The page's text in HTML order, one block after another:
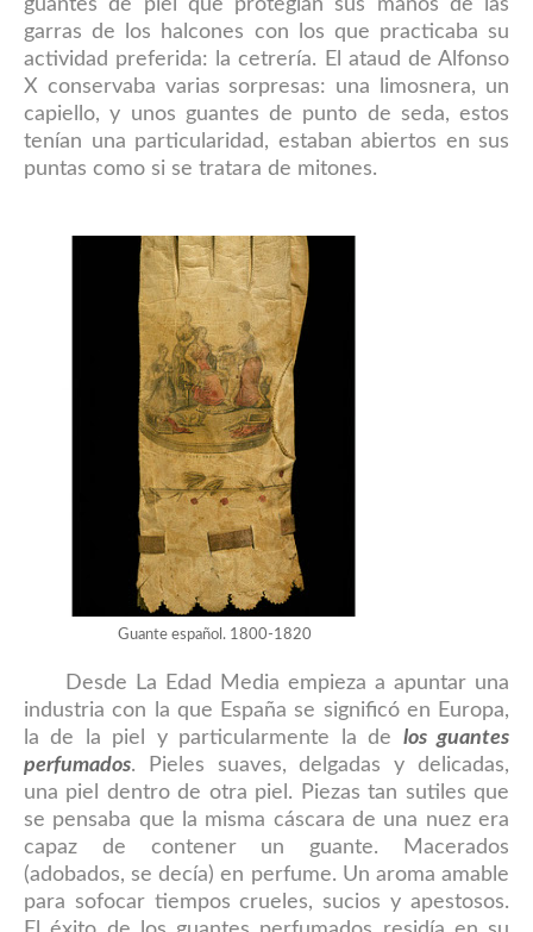
guantes de piel que protegían sus manos de las
garras de los halcones con los que practicaba su
actividad preferida: la cetrería. El ataud de Alfonso
X conservaba varias sorpresas: una limosnera, un
capiello, y unos guantes de punto de seda, estos
tenían una particularidad, estaban abiertos en sus
puntas como si se tratara de mitones.
Guante español. 1800-1820
Desde La Edad Media empieza a apuntar una
industria con la que España se significó en Europa,
la de la piel y particularmente la de los guantes
perfumados. Pieles suaves, delgadas y delicadas,
una piel dentro de otra piel. Piezas tan sutiles que
se pensaba que la misma cáscara de una nuez era
capaz de contener un guante. Macerados
(adobados, se decía) en perfume. Un aroma amable
para sofocar tiempos crueles, sucios y apestosos.